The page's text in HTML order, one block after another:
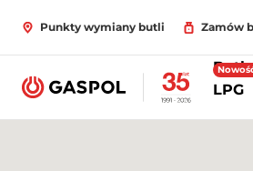
Punkty wymiany butli Zamów
LPG